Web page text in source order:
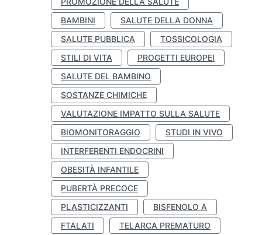
BAMBINI
SALUTE DELLA DONNA
SALUTE PUBBLICA
TOSSICOLOGIA
STILI DI VITA
PROGETTI EUROPEI
SALUTE DEL BAMBINO
SOSTANZE CHIMICHE
VALUTAZIONE IMPATTO SULLA SALUTE
BIOMONITORAGGIO
STUDI IN VIVO
INTERFERENTI ENDOCRINI
OBESITÀ INFANTILE
PUBERTÀ PRECOCE
PLASTICIZZANTI
BISFENOLO A
FTALATI
TELARCA PREMATURO